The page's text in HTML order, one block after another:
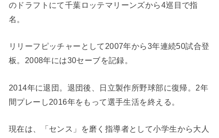
のドラフトにて千葉ロッテマリーンズから4巡目で指
名。
リリーフピッチャーとして2007年から3年連続50試合登
板。2008年には30セーブを記録。
2014年に退団。退団後、日立製作所野球部に復帰。2年
間プレーし2016年をもって選手生活を終える。
現在は、「センス」を磨く指導者として小学生から大人